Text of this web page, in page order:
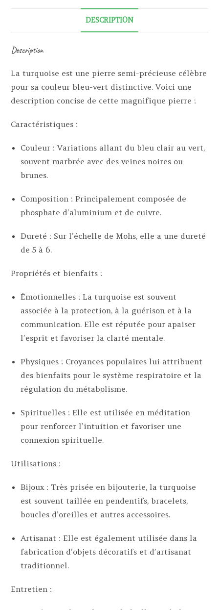
DESCRIPTION
Description
La turquoise est une pierre semi-précieuse célèbre
pour sa couleur bleu-vert distinctive. Voici une
description concise de cette magnifique pierre :
Caractéristiques :
Couleur : Variations allant du bleu clair au vert,
souvent marbrée avec des veines noires ou
brunes.
Composition : Principalement composée de
phosphate d’aluminium et de cuivre.
Dureté : Sur l’échelle de Mohs, elle a une dureté
de 5 à 6.
Propriétés et bienfaits :
Émotionnelles : La turquoise est souvent
associée à la protection, à la guérison et à la
communication. Elle est réputée pour apaiser
l’esprit et favoriser la clarté mentale.
Physiques : Croyances populaires lui attribuent
des bienfaits pour le système respiratoire et la
régulation du métabolisme.
Spirituelles : Elle est utilisée en méditation
pour renforcer l’intuition et favoriser une
connexion spirituelle.
Utilisations :
Bijoux : Très prisée en bijouterie, la turquoise
est souvent taillée en pendentifs, bracelets,
boucles d’oreilles et autres accessoires.
Artisanat : Elle est également utilisée dans la
fabrication d’objets décoratifs et d’artisanat
traditionnel.
Entretien :